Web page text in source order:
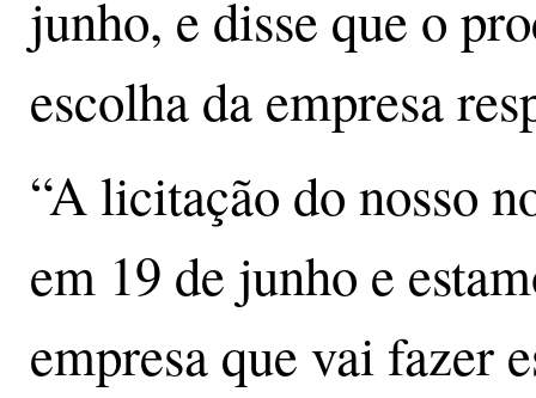
junho, e disse que o
escolha da empresa
“A licitação do nosso
em 19 de junho e
empresa que vai fazer